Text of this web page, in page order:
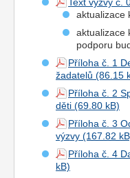
Text výzvy č.
aktualizace
aktualizace
podporu
Příloha č. 1
žadatelů
Příloha č. 2
děti
Příloha č. 3
výzvy
Příloha č. 4